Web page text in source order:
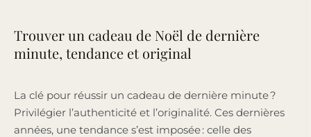
Trouver un cadeau de Noël de dernière
minute, tendance et original
La clé pour réussir un cadeau de dernière minute ?
Privilégier l’authenticité et l’originalité. Ces dernières
années, une tendance s’est imposée : celle des